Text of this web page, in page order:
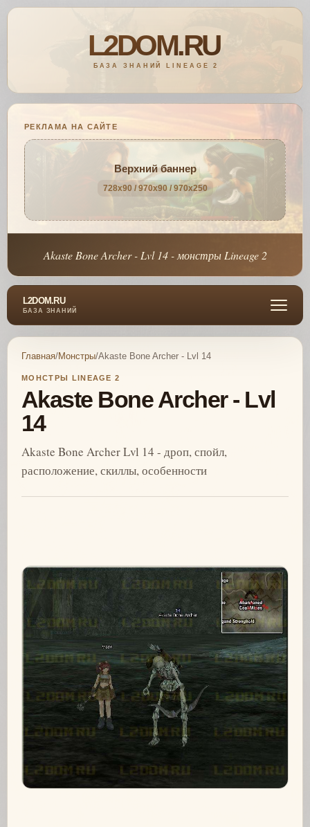
РЕКЛАМА НА САЙТЕ
Верхний баннер
728x90 / 970x90 / 970x250
Akaste Bone Archer - Lvl 14 - монстры Lineage 2
L2DOM.RU
БАЗА ЗНАНИЙ
Главная/Монстры/Akaste Bone Archer - Lvl 14
МОНСТРЫ LINEAGE 2
Akaste Bone Archer - Lvl
14
Akaste Bone Archer Lvl 14 - дроп, спойл,
расположение, скиллы, особенности